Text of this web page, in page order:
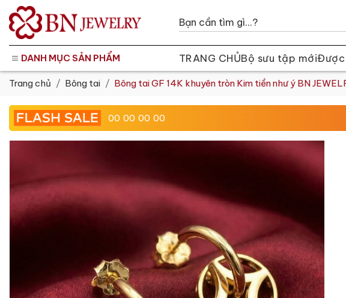
DANH MỤC SẢN PHẨM TRANG CHỦBộ sưu tập mớiĐược
Trang chủ Bông tai Bông tai GF 14K khuyên tròn Kim tiền như ý BN
00 00 00 00